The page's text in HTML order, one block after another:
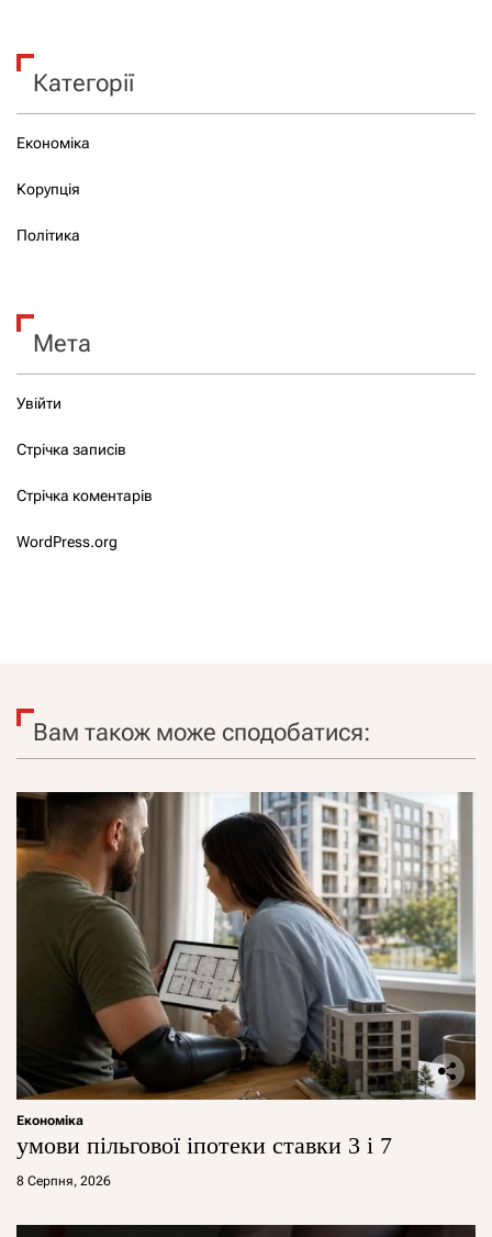
Категорії
Економіка
Корупція
Політика
Мета
Увійти
Стрічка записів
Стрічка коментарів
WordPress.org
Вам також може сподобатися:
Економіка
умови пільгової іпотеки ставки 3 і 7
8 Серпня, 2026